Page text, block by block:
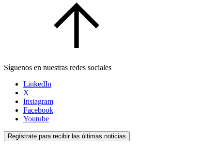
Síguenos en nuestras redes sociales
LinkedIn
X
Instagram
Facebook
Youtube
Regístrate para recibir las últimas noticias